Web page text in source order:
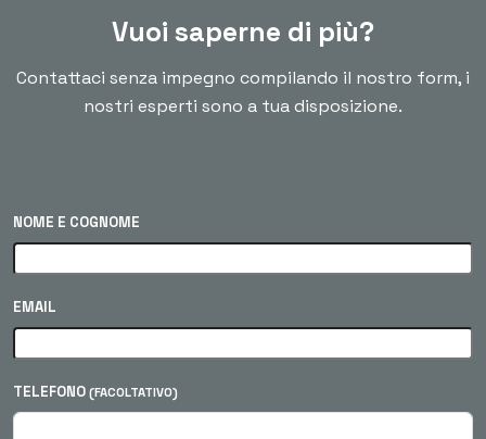
Vuoi saperne di più?
Contattaci senza impegno compilando il nostro form, i
nostri esperti sono a tua disposizione.
NOME E COGNOME
EMAIL
TELEFONO (FACOLTATIVO)